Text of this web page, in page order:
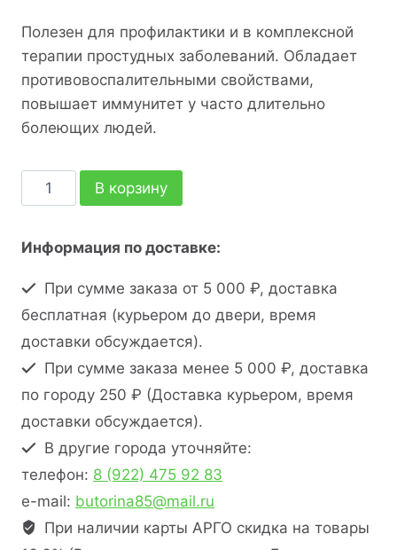
Полезен для профилактики и в комплексной
терапии простудных заболеваний. Обладает
противовоспалительными свойствами,
повышает иммунитет у часто длительно
болеющих людей.
В корзину
Информация по доставке:
При сумме заказа от 5 000 ₽, доставка
бесплатная (курьером до двери, время
доставки обсуждается).
При сумме заказа менее 5 000 ₽, доставка
по городу 250 ₽ (Доставка курьером, время
доставки обсуждается).
В другие города уточняйте:
телефон: 8 (922) 475 92 83
e-mail: butorina85@mail.ru
При наличии карты АРГО скидка на товары